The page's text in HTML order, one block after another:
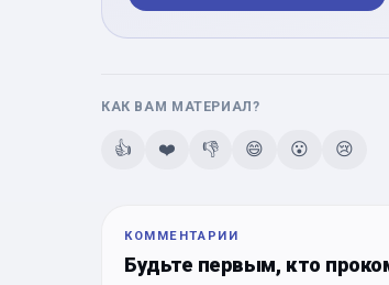
КАК ВАМ МАТЕРИАЛ?
👍 ❤️ 👎 😄 😮 😢
КОММЕНТАРИИ
Будьте первым, кто